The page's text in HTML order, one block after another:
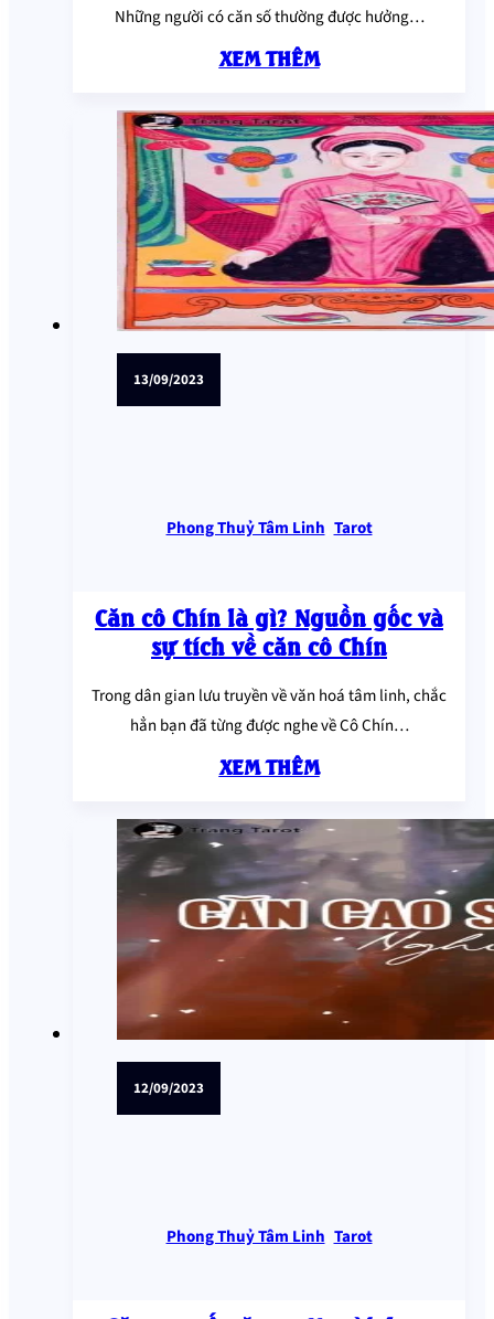
Những người có căn số thường được hưởng…
XEM THÊM
13/09/2023
Phong Thuỷ Tâm Linh Tarot
Căn cô Chín là gì? Nguồn gốc và
sự tích về căn cô Chín
Trong dân gian lưu truyền về văn hoá tâm linh, chắc
hẳn bạn đã từng được nghe về Cô Chín…
XEM THÊM
12/09/2023
Phong Thuỷ Tâm Linh Tarot